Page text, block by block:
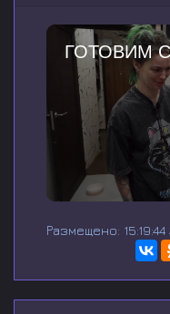
e
n
Размещено: 15:19:44